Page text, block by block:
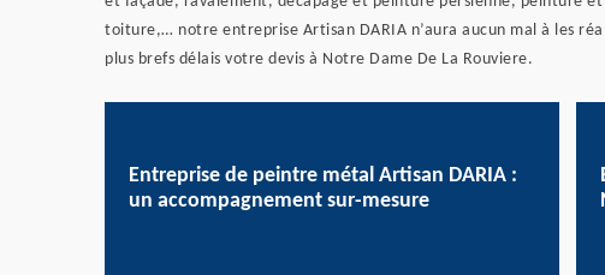
toiture,… notre entreprise Artisan DARIA n’aura aucun mal à les
plus brefs délais votre devis à Notre Dame De La Rouviere.
Entreprise de peintre métal Artisan DARIA :
un accompagnement sur-mesure